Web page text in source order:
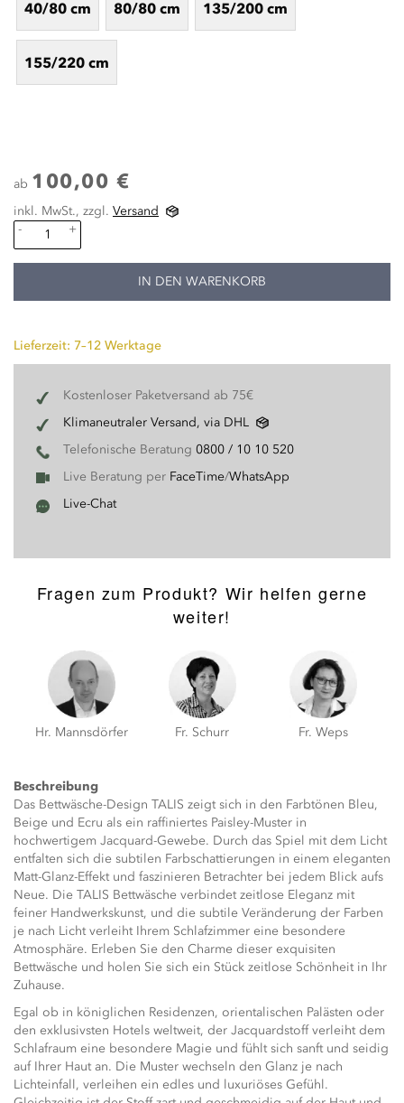
40/80 cm 80/80 cm 135/200 cm
155/220 cm
ab 100,00 €
inkl. MwSt., zzgl. Versand
-
+
IN DEN WARENKORB
Lieferzeit: 7–12 Werktage
Kostenloser Paketversand ab 75€
Klimaneutraler Versand, via DHL
Telefonische Beratung 0800 / 10 10 520
Live Beratung per FaceTime/WhatsApp
Live-Chat
Fragen zum Produkt? Wir helfen gerne
weiter!
Hr. Mannsdörfer Fr. Schurr Fr. Weps
Beschreibung
Das Bettwäsche-Design TALIS zeigt sich in den Farbtönen Bleu,
Beige und Ecru als ein raffiniertes Paisley-Muster in
hochwertigem Jacquard-Gewebe. Durch das Spiel mit dem Licht
entfalten sich die subtilen Farbschattierungen in einem eleganten
Matt-Glanz-Effekt und faszinieren Betrachter bei jedem Blick aufs
Neue. Die TALIS Bettwäsche verbindet zeitlose Eleganz mit
feiner Handwerkskunst, und die subtile Veränderung der Farben
je nach Licht verleiht Ihrem Schlafzimmer eine besondere
Atmosphäre. Erleben Sie den Charme dieser exquisiten
Bettwäsche und holen Sie sich ein Stück zeitlose Schönheit in Ihr
Zuhause.
Egal ob in königlichen Residenzen, orientalischen Palästen oder
den exklusivsten Hotels weltweit, der Jacquardstoff verleiht dem
Schlafraum eine besondere Magie und fühlt sich sanft und seidig
auf Ihrer Haut an. Die Muster wechseln den Glanz je nach
Lichteinfall, verleihen ein edles und luxuriöses Gefühl.